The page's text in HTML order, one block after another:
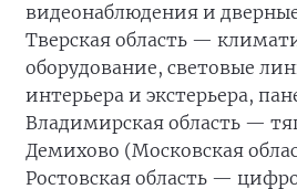
видеонаблюдения и
Тверская область —
оборудование, световые
интерьера и экстерьера,
Владимирская область —
Демихово (Московская
Ростовская область —